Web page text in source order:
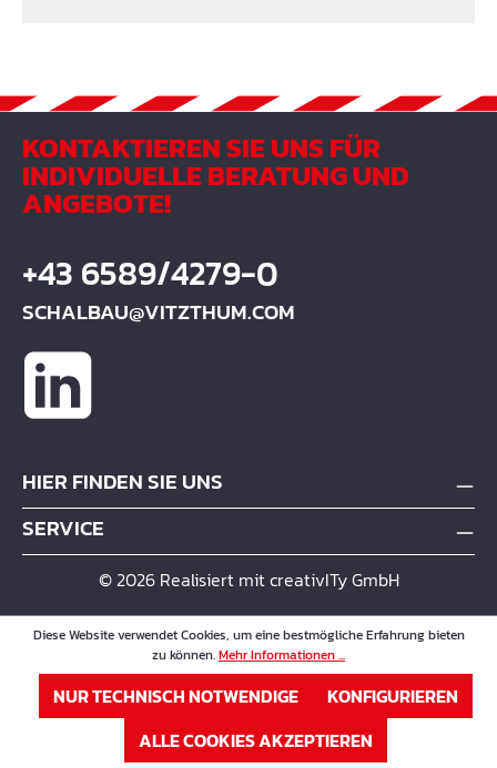
KONTAKTIEREN SIE UNS FÜR
INDIVIDUELLE BERATUNG UND
ANGEBOTE!
+43 6589/4279-0
SCHALBAU@VITZTHUM.COM
HIER FINDEN SIE UNS
SERVICE
© 2026 Realisiert mit creativITy GmbH
Diese Website verwendet Cookies, um eine bestmögliche Erfahrung bieten
zu können.Mehr Informationen ...
NUR TECHNISCH NOTWENDIGE
KONFIGURIEREN
ALLE COOKIES AKZEPTIEREN